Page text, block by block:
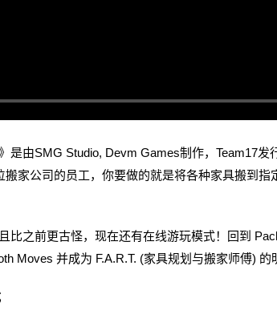
是由SMG Studio, Devm Games制作，Team17
家公司的员工，你要做的就是将各种家具搬到
之前更古怪，现在还有在线游玩模式！回到
Moves 并成为 F.A.R.T. (家具规划与搬家师傅) 的